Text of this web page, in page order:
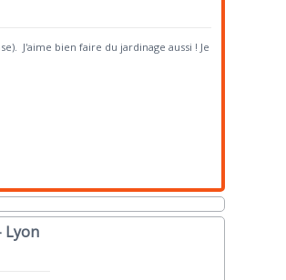
J'aime bien faire du jardinage aussi ! Je
Lyon